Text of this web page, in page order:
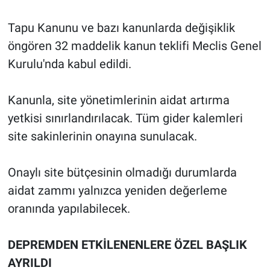
Tapu Kanunu ve bazı kanunlarda değişiklik
öngören 32 maddelik kanun teklifi Meclis Genel
Kurulu'nda kabul edildi.
Kanunla, site yönetimlerinin aidat artırma
yetkisi sınırlandırılacak. Tüm gider kalemleri
site sakinlerinin onayına sunulacak.
Onaylı site bütçesinin olmadığı durumlarda
aidat zammı yalnızca yeniden değerleme
oranında yapılabilecek.
DEPREMDEN ETKİLENENLERE ÖZEL BAŞLIK
AYRILDI